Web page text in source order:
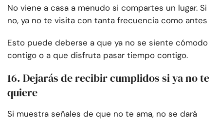
No viene a casa a menudo si compartes un lugar. Si
no, ya no te visita con tanta frecuencia como antes
Esto puede deberse a que ya no se siente cómodo
contigo o a que disfruta pasar tiempo contigo.
16. Dejarás de recibir cumplidos si ya no te
quiere
Si muestra señales de que no te ama, no se dará